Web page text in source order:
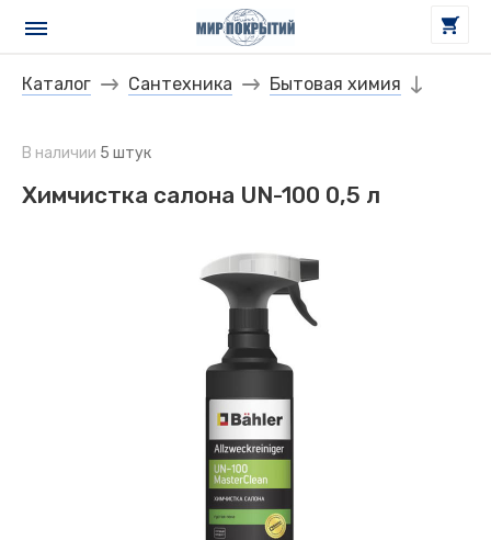
Каталог Сантехника Бытовая химия
В наличии 5 штук
Химчистка салона UN-100 0,5 л